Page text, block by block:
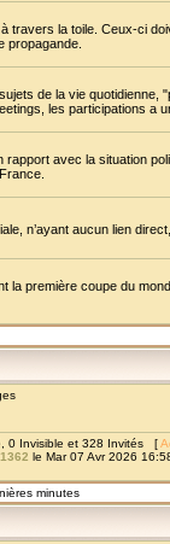
travers la toile. Ceux-ci
propagande.
de la vie
les participations a
avec la situation
n’ayant aucun lien
la première coupe du
0 Invisible et 328 Invités [
le Mar 07 Avr 2026
minutes